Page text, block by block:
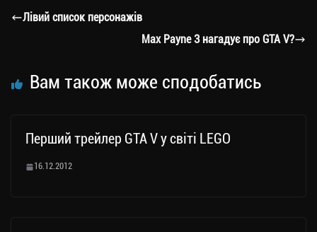
a
er ok Li
nk ти
Лівий список персонажів
Max Payne 3 нагадує про GTA V?
Вам також може сподобатись
Перший трейлер GTA V у світі LEGO
16.12.2012